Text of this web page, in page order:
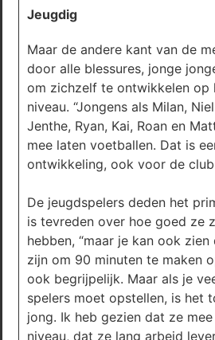
Jeugdig
Maar de andere kant van de
door alle blessures, jonge
om zichzelf te ontwikkelen op
niveau. “Jongens als Milan,
Jenthe, Ryan, Kai, Roan en
mee laten voetballen. Dat is
ontwikkeling, ook voor de
De jeugdspelers deden het
is tevreden over hoe goed ze
hebben, “maar je kan ook
zijn om 90 minuten te maken
ook begrijpelijk. Maar als je
spelers moet opstellen, is het
jong. Ik heb gezien dat ze
niveau, dat ze lang arbeid